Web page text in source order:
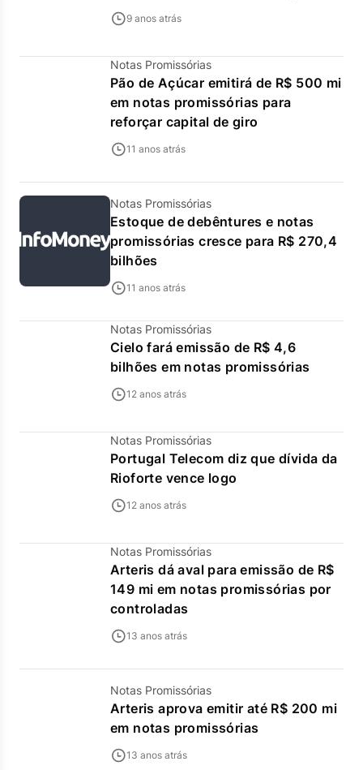
9 anos atrás
Notas Promissórias
Pão de Açúcar emitirá de R$ 500 mi
em notas promissórias para
reforçar capital de giro
11 anos atrás
Notas Promissórias
Estoque de debêntures e notas
promissórias cresce para R$ 270,4
bilhões
11 anos atrás
Notas Promissórias
Cielo fará emissão de R$ 4,6
bilhões em notas promissórias
12 anos atrás
Notas Promissórias
Portugal Telecom diz que dívida da
Rioforte vence logo
12 anos atrás
Notas Promissórias
Arteris dá aval para emissão de R$
149 mi em notas promissórias por
controladas
13 anos atrás
Notas Promissórias
Arteris aprova emitir até R$ 200 mi
em notas promissórias
13 anos atrás